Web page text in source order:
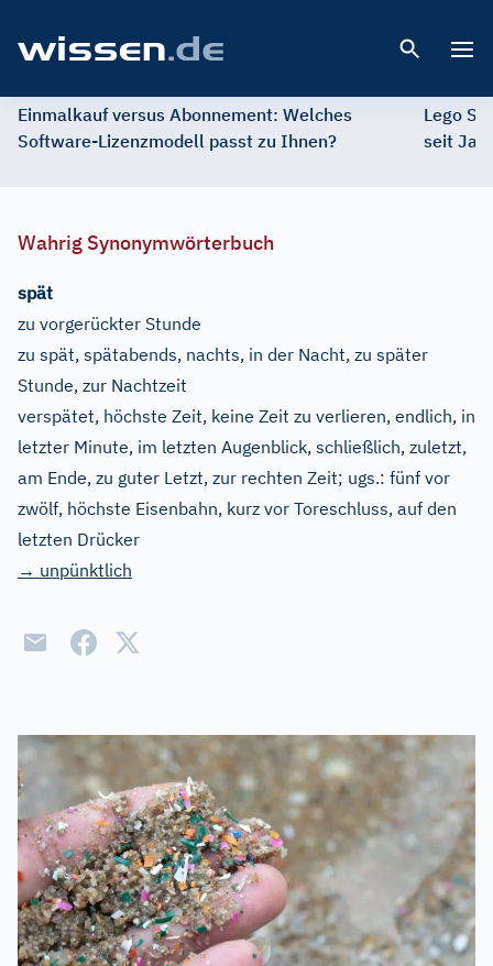
Einmalkauf versus Abonnement: Welches
Software-Lizenzmodell passt zu Ihnen?
Lego
seit
Wahrig Synonymwörterbuch
spät
zu vorgerückter Stunde
zu spät, spätabends, nachts, in der Nacht, zu später
Stunde, zur Nachtzeit
verspätet, höchste Zeit, keine Zeit zu verlieren, endlich, in
letzter Minute, im letzten Augenblick, schließlich, zuletzt,
am Ende, zu guter Letzt, zur rechten Zeit; ugs.: fünf vor
zwölf, höchste Eisenbahn, kurz vor Toreschluss, auf den
letzten Drücker
→ unpünktlich